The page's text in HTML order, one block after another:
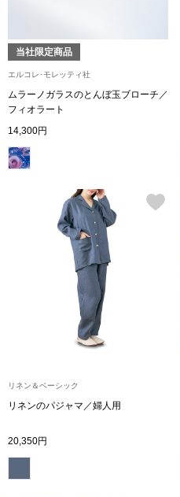
集
ール／酒
当社限定商品
エルコレ･モレッティ社
ムラーノガラスのとんぼ玉ブローチ／
フィオラート
14,300円
リネン＆ベーシック
リネンのパジャマ／婦人用
20,350円